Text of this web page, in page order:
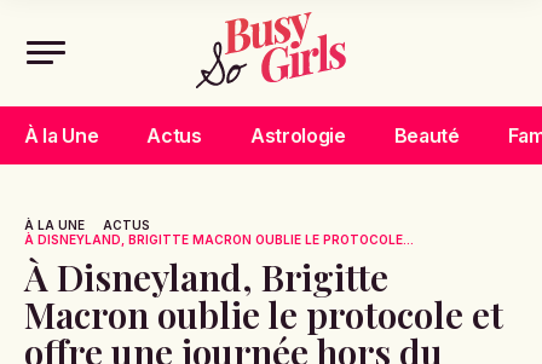
À la Une Actus Astrologie Beauté
À LA UNE
ACTUS
À DISNEYLAND, BRIGITTE MACRON OUBLIE LE PROTOCOLE...
À Disneyland, Brigitte
Macron oublie le protocole et
offre une journée hors du